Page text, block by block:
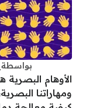
بواسطة
الأوهام
ومهاراتنا